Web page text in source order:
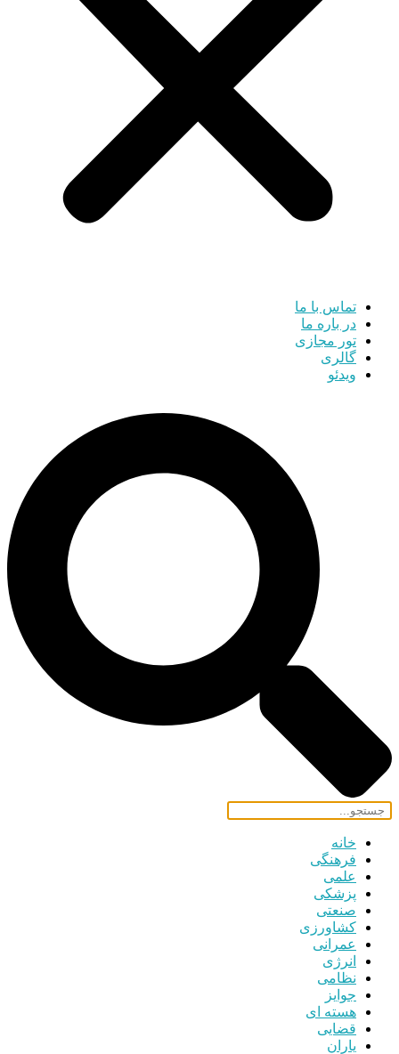
تماس با ما
در باره ما
تور مجازی
گالری
ویدئو
خانه
فرهنگی
علمی
پزشکی
صنعتی
کشاورزی
عمرانی
انرژی
نظامی
جوایز
هسته ای
قضایی
یاران